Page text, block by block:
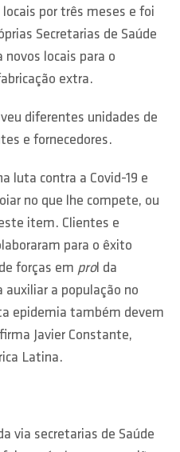
por três meses e foi
Secretarias de Saúde
novos locais para o
extra.
diferentes unidades de
e fornecedores.
luta contra a Covid-19 e
no que lhe compete, ou
item. Clientes e
para o êxito
forças em prol da
auxiliar a população no
epidemia também devem
Javier Constante,
Latina.
via secretarias de Saúde